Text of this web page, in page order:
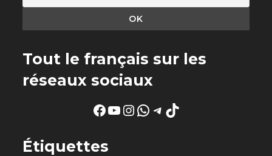
Tout le français sur les
réseaux sociaux
Facebook
YouTube
Instagram
WhatsApp
Telegram
TikTok
Étiquettes